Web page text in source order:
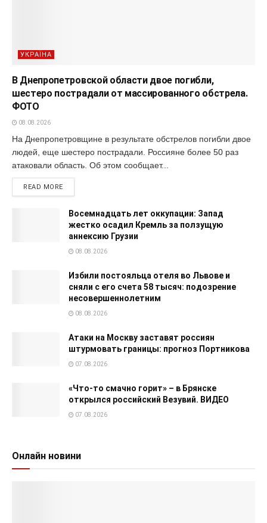
УКРАЇНА
В Днепропетровской области двое погибли,
шестеро пострадали от массированного обстрела.
ФОТО
08.08.2026
На Днепропетровщине в результате обстрелов погибли двое
людей, еще шестеро пострадали. Россияне более 50 раз
атаковали область. Об этом сообщает...
READ MORE
Восемнадцать лет оккупации: Запад
жестко осадил Кремль за ползущую
аннексию Грузии
08.08.2026
Избили постояльца отеля во Львове и
сняли с его счета 58 тысяч: подозрение
несовершеннолетним
08.08.2026
Атаки на Москву заставят россиян
штурмовать границы: прогноз Портникова
07.08.2026
«Что-то смачно горит» – в Брянске
открылся российский Везувий. ВИДЕО
07.08.2026
Онлайн новини